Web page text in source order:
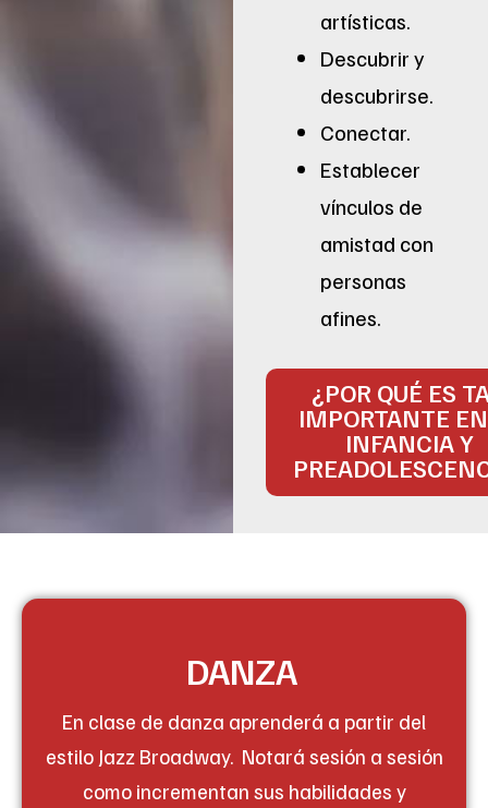
artísticas.
Descubrir y
descubrirse.
Conectar.
Establecer
vínculos de
amistad con
personas
afines.
¿POR QUÉ ES
IMPORTANTE
INFANCIA Y
DANZA
En clase de danza aprenderá a partir del
estilo Jazz Broadway. Notará sesión a sesión
como incrementan sus habilidades y